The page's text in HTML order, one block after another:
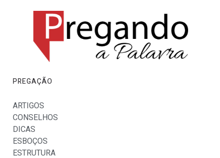
PREGAÇÃO
ARTIGOS
CONSELHOS
DICAS
ESBOÇOS
ESTRUTURA